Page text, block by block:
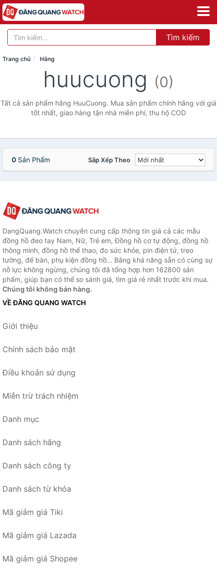
Tìm kiếm
Trang chủ Hãng
huucuong (0)
Tất cả sản phẩm hãng HuuCuong. Mua sản phẩm chính hãng với giá
tốt nhất, giao hàng tận nhà miễn phí, thu hộ COD
0 Sản Phẩm Sắp Xếp Theo
DangQuang.Watch chuyên cung cấp thông tin giá cả các mẫu
đồng hồ đeo tay Nam, Nữ, Trẻ em, Đồng hồ cơ tự động, đồng hồ
thông minh, đồng hồ thể thao, đo sức khỏe, pin điện tử, treo
tường, để bàn, phụ kiện đồng hồ... Bằng khả năng sẵn có cùng sự
nỗ lực không ngừng, chúng tôi đã tổng hợp hơn 162800 sản
phẩm, giúp bạn có thể so sánh giá, tìm giá rẻ nhất trước khi mua.
Chúng tôi không bán hàng.
VỀ ĐĂNG QUANG WATCH
Giới thiệu
Chính sách bảo mật
Điều khoản sử dụng
Miễn trừ trách nhiệm
Danh mục
Danh sách hãng
Danh sách công ty
Danh sách từ khóa
Mã giảm giá Tiki
Mã giảm giá Lazada
Mã giảm giá Shopee